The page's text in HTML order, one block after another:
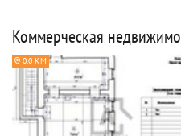
Коммерческая
0.0 КМ